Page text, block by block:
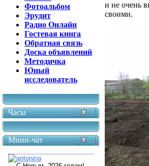
Фотоальбом
Эрудит
Радио Онлайн
Гостевая книга
Обратная связь
Доска объявлений
Методичка
Юный
исследователь
Часы
Мини-чат
и не очень
своими.